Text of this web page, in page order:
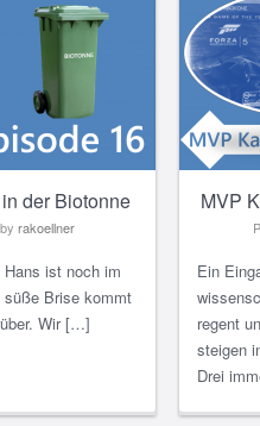
der Biotonne
rakoellner
ist noch im
süße Brise kommt
Wir […]
MVP
Ein
regent
steigen
Drei